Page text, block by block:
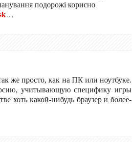
подорожі корисно
…
учитывающую специфику игры
хоть какой-нибудь браузер и более-